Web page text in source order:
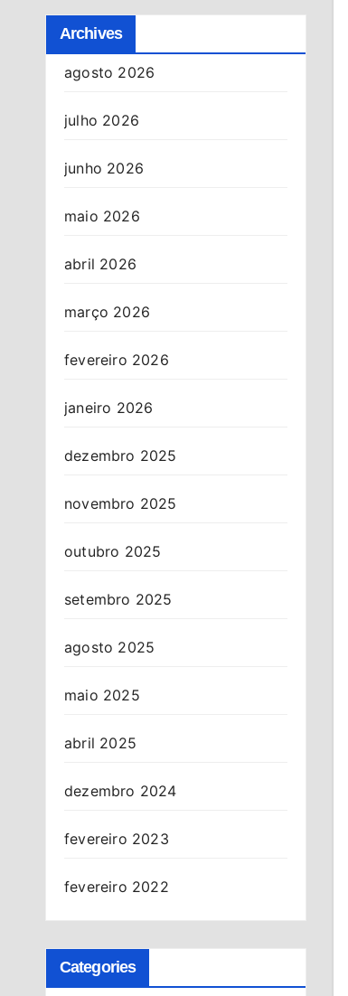
Archives
agosto 2026
julho 2026
junho 2026
maio 2026
abril 2026
março 2026
fevereiro 2026
janeiro 2026
dezembro 2025
novembro 2025
outubro 2025
setembro 2025
agosto 2025
maio 2025
abril 2025
dezembro 2024
fevereiro 2023
fevereiro 2022
Categories